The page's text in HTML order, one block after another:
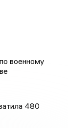
военному
480